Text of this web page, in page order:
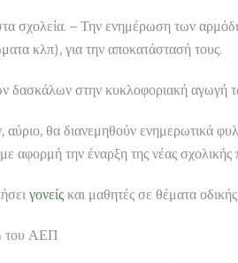
σχολεία. – Την ενημέρωση των
κλπ), για την αποκατάστασή τους.
δασκάλων στην κυκλοφοριακή αγωγή
αύριο, θα διανεμηθούν ενημερωτικά φυλ
αφορμή την έναρξη της νέας σχολικής
γονείς και μαθητές σε θέματα οδικής
του ΑΕΠ